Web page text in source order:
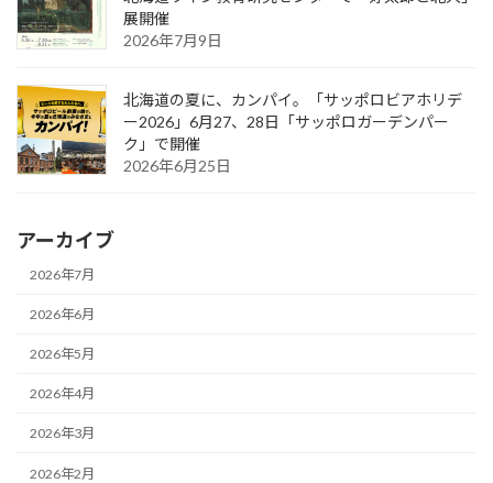
展開催
2026年7月9日
北海道の夏に、カンパイ。「サッポロビアホリデ
ー2026」6月27、28日「サッポロガーデンパー
ク」で開催
2026年6月25日
アーカイブ
2026年7月
2026年6月
2026年5月
2026年4月
2026年3月
2026年2月